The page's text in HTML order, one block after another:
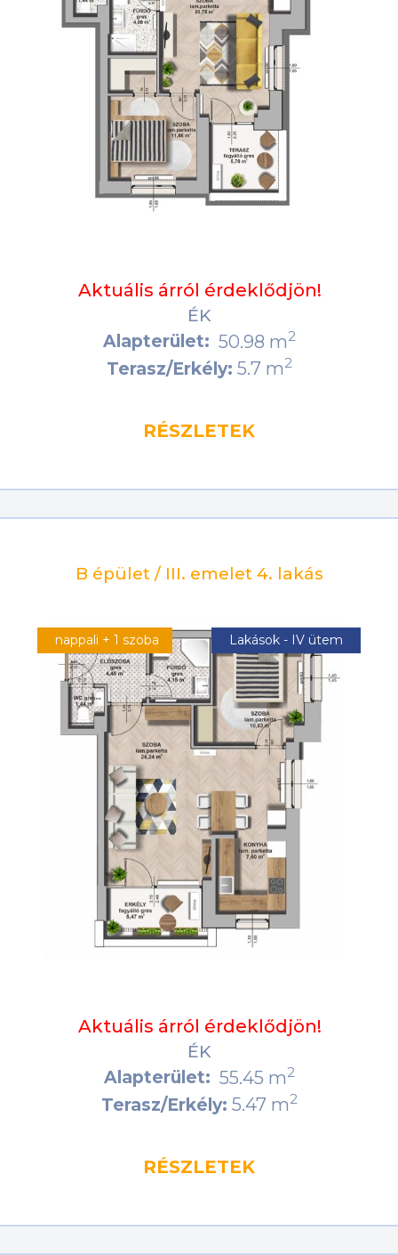
Aktuális árról érdeklődjön!
ÉK
Alapterület: 50.98 m2
Terasz/Erkély: 5.7 m2
RÉSZLETEK
B épület / III. emelet 4. lakás
nappali + 1 szoba Lakások - IV ütem
Aktuális árról érdeklődjön!
ÉK
Alapterület: 55.45 m2
Terasz/Erkély: 5.47 m2
RÉSZLETEK